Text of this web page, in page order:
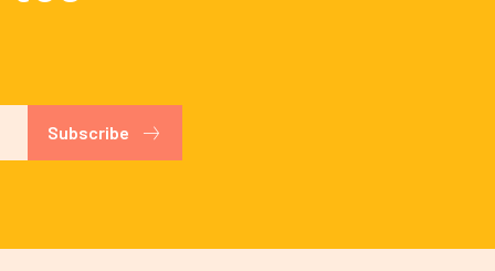
Subscribe